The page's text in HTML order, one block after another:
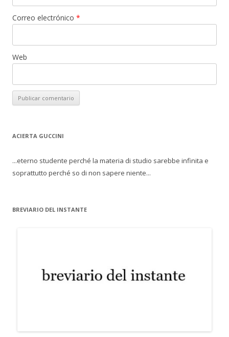
Correo electrónico *
Web
ACIERTA GUCCINI
...eterno studente perché la materia di studio sarebbe infinita e
soprattutto perché so di non sapere niente...
BREVIARIO DEL INSTANTE